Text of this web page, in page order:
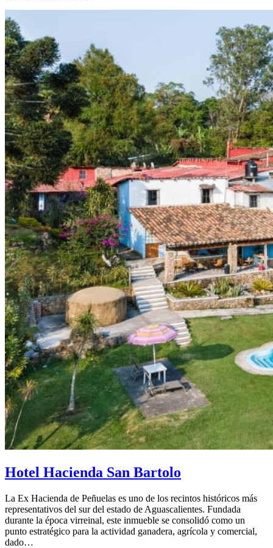
Hotel Hacienda San Bartolo
La Ex Hacienda de Peñuelas es uno de los recintos históricos más
representativos del sur del estado de Aguascalientes. Fundada
durante la época virreinal, este inmueble se consolidó como un
punto estratégico para la actividad ganadera, agrícola y comercial,
dado…